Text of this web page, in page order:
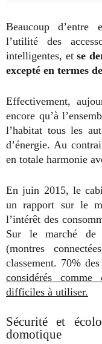
Beaucoup d’entre
l’utilité des
intelligentes, etse
excepté en termes
Effectivement,
encore qu’à
l’habitat tous les
d’énergie. Au
en totale harmonie
En juin 2015, le
un rapport sur le
l’intérêt des
Sur le marché de
(montres
classement. 70%
considérés
difficiles à utiliser.
Sécurité et
domotique